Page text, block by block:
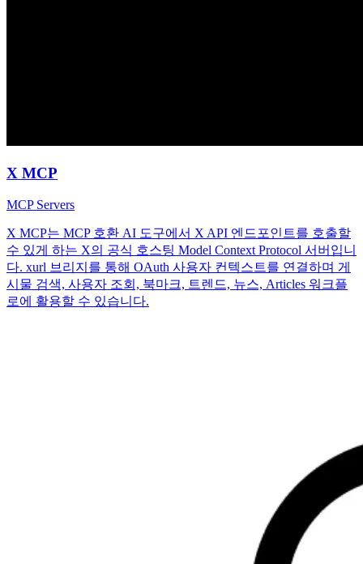
X MCP
MCP Servers
X MCP는 MCP 호환 AI 도구에서 X API 엔드포인트를 호출할
수 있게 하는 X의 공식 호스팅 Model Context Protocol 서버입니
다. xurl 브리지를 통해 OAuth 사용자 컨텍스트를 연결하며 게
시물 검색, 사용자 조회, 북마크, 트렌드, 뉴스, Articles 워크플
로에 활용할 수 있습니다.